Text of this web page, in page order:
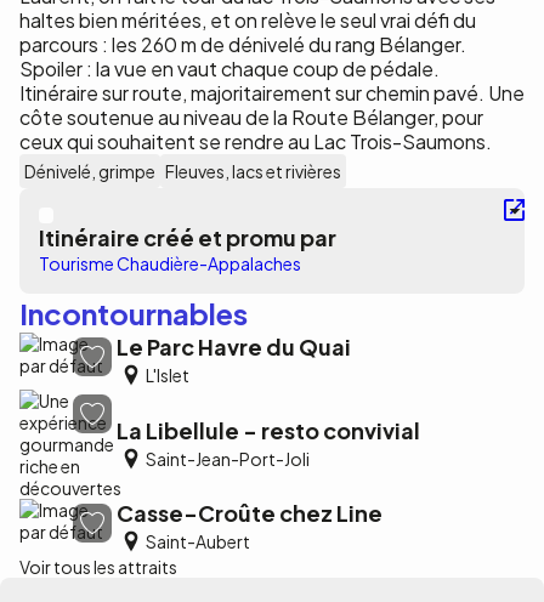
haltes bien méritées, et on relève le seul vrai défi du
parcours : les 260 m de dénivelé du rang Bélanger.
Spoiler : la vue en vaut chaque coup de pédale.
Itinéraire sur route, majoritairement sur chemin pavé. Une
côte soutenue au niveau de la Route Bélanger, pour
ceux qui souhaitent se rendre au Lac Trois-Saumons.
Dénivelé, grimpe Fleuves, lacs et rivières
Itinéraire créé et promu par
Tourisme Chaudière-Appalaches
Incontournables
Le Parc Havre du Quai
L'Islet
La Libellule - resto convivial
Saint-Jean-Port-Joli
Casse-Croûte chez Line
Saint-Aubert
Voir tous les attraits